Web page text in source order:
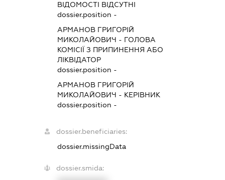
ВІДОМОСТІ ВІДСУТНІ
dossier.position -
АРМАНОВ ГРИГОРІЙ
МИКОЛАЙОВИЧ - ГОЛОВА
КОМІСІЇ З ПРИПИНЕННЯ АБО
ЛІКВІДАТОР
dossier.position -
АРМАНОВ ГРИГОРІЙ
МИКОЛАЙОВИЧ - КЕРІВНИК
dossier.position -
dossier.beneficiaries:
dossier.missingData
dossier.smida: